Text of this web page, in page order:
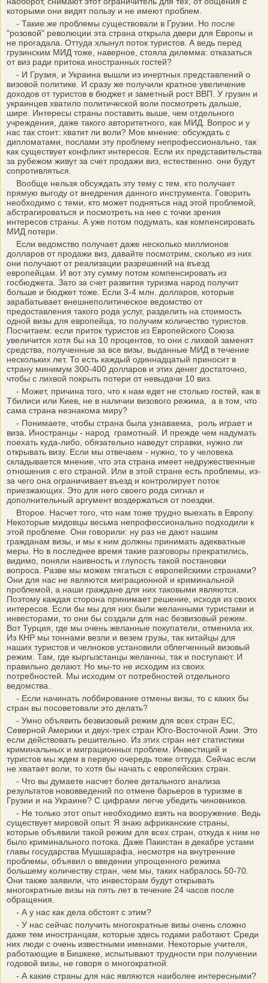
которыми они видят пользу и не имеют проблем.
- Такие же проблемы существовали в Грузии. Но после
"розовой" революции эта страна открыла двери для Европы и
не прогадала. Оттуда хлынул поток туристов. А ведь перед
грузинским МИД тоже, наверное, стояла дилемма: отказаться
от виз ради притока иностранных гостей?
- И Грузия, и Украина вышли из инертных представлений о
визовой политике. И сразу же получили кратное увеличение
доходов от туристов в бюджет и заметный рост ВВП. У грузин и
украинцев хватило политической воли посмотреть дальше,
шире. Интересы страны поставить выше, чем отдельного
учреждения, даже такого авторитетного, как МИД. Вопрос и у
нас так стоит: хватит ли воли? Мое мнение: обсуждать с
дипломатами, послами эту проблему непрофессионально, так
как существует конфликт интересов. Если их представительства
за рубежом живут за счет продажи виз, естественно. они будут
сопротивляться.
Вообще нельзя обсуждать эту тему с тем, кто получает
прямую выгоду от внедрения данного инструмента. Говорить
необходимо с теми, кто может подняться над этой проблемой,
абстрагироваться и посмотреть на нее с точки зрения
интересов страны. А уже потом подумать, как компенсировать
МИД потери.
Если ведомство получает даже несколько миллионов
долларов от продажи виз, давайте посмотрим, сколько из них
они получают от реализации разрешений на въезд
европейцам. И вот эту сумму потом компенсировать из
госбюджета. Зато за счет развития туризма народ получит
больше и бюджет тоже. Если 3-4 млн. долларов, которые
зарабатывает внешнеполитическое ведомство от
предоставления такого рода услуг, разделить на стоимость
одной визы для европейца, то получим количество туристов.
Посчитаем: если приток туристов из Европейского Союза
увеличится хотя бы на 10 процентов, то они с лихвой заменят
средства, полученные за все визы, выданные МИД в течение
нескольких лет. То есть каждый одиннадцатый приносит в
страну минимум 300-400 долларов и этих денег достаточно,
чтобы с лихвой покрыть потери от невыдачи 10 виз.
- Может, причина того, что к нам едет не столько гостей, как в
Тбилиси или Киев, не в наличии визового режима, а в том, что
сама страна незнакома миру?
- Понимаете, чтобы страна была узнаваема, роль играет и
виза. Иностранцы - народ грамотный. И прежде чем надумать
поехать куда-либо, обязательно наведут справки, нужно ли
открывать визу. Если мы отвечаем - нужно, то у человека
складывается мнение, что эта страна имеет недружественные
отношения с его страной. Или в этой стране есть проблемы, из-
за чего она ограничивает въезд и контролирует поток
приезжающих. Это для него своего рода сигнал и
дополнительный аргумент воздержаться от поездки.
Второе. Насчет того, что нам тоже трудно выехать в Европу.
Некоторые мидовцы весьма непрофессионально подходили к
этой проблеме. Они говорили: ну раз не дают нашим
гражданам визы, и мы к ним должны принимать адекватные
меры. Но в последнее время такие разговоры прекратились,
видимо, поняли наивность и глупость такой постановки
вопроса. Разве мы можем тягаться с европейскими странами?
Они для нас не являются миграционной и криминальной
проблемой, а наши граждане для них таковыми являются.
Поэтому каждая сторона принимает решение, исходя из своих
интересов. Если бы мы для них были желанными туристами и
инвесторами, то они бы создали для нас безвизовый режим.
Вот Турция, где мы очень желанные покупатели, отменила их.
Из КНР мы тоннами везли и везем грузы, так китайцы для
наших туристов и челноков установили облегченный визовый
режим. Там, где кыргызстанцы желанны, так и поступают. И
правильно делают. Но мы-то не исходим из своих
потребностей. Мы исходим от потребностей отдельного
ведомства.
- Если начинать лоббирование отмены визы, то с каких бы
стран вы посоветовали это делать?
- Умно объявить безвизовый режим для всех стран ЕС,
Северной Америки и двух-трех стран Юго-Восточной Азии. Это
если действовать решительно. Из этих стран нет статистики
криминальных и миграционных проблем. Инвестиций и
туристов мы ждем в первую очередь тоже оттуда. Сейчас если
не хватает воли, то хотя бы начать с европейских стран.
- Что вы думаете насчет более детального анализа
результатов нововведений по отмене барьеров в туризме в
Грузии и на Украине? С цифрами легче убедить чиновников.
- Не только этот опыт необходимо взять на вооружение. Ведь
существует мировой опыт. Я знаю африканские страны,
которые объявили такой режим для всех стран, откуда к ним не
было криминального потока. Даже Пакистан в декабре устами
главы государства Мушшарафа, несмотря на внутренние
проблемы, объявил о введении упрощенного режима
большему количеству стран, чем мы, таких набралось 50-70.
Они также заявили, что инвесторам будут открывать
многократные визы на пять лет в течение 24 часов после
обращения.
- А у нас как дела обстоят с этим?
- У нас сейчас получить многократные визы очень сложно
даже тем иностранцам, которые здесь годами работают. Среди
них люди с очень известными именами. Некоторые учителя,
работающие в Бишкеке, испытывают трудности при получении
годовой визы, не говоря о многократной.
- А какие страны для нас являются наиболее интересными?